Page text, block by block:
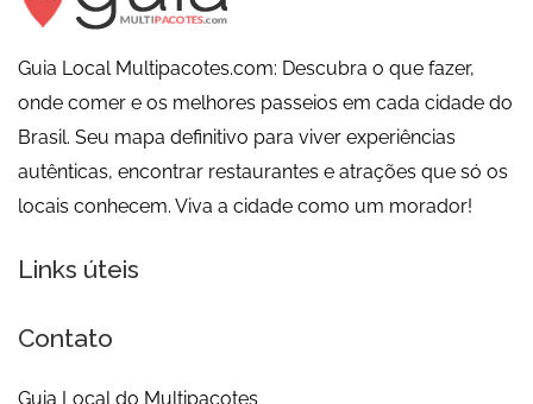
Guia Local Multipacotes.com: Descubra o que fazer,
onde comer e os melhores passeios em cada cidade do
Brasil. Seu mapa definitivo para viver experiências
autênticas, encontrar restaurantes e atrações que só os
locais conhecem. Viva a cidade como um morador!
Links úteis
Contato
Guia Local do Multipacotes